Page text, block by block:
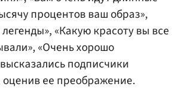
процентов ваш образ»,
«Какую красоту вы все
«Очень хорошо
подписчики
оценив ее преображение.